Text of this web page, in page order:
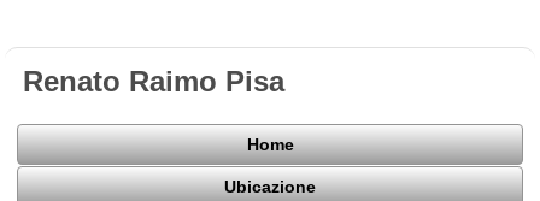
Renato Raimo Pisa
Home
Ubicazione